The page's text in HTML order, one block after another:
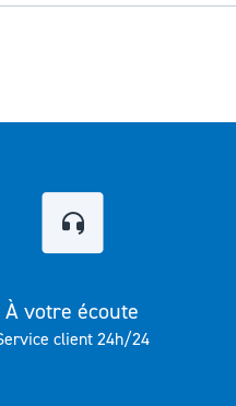
À votre écoute
client 24h/24